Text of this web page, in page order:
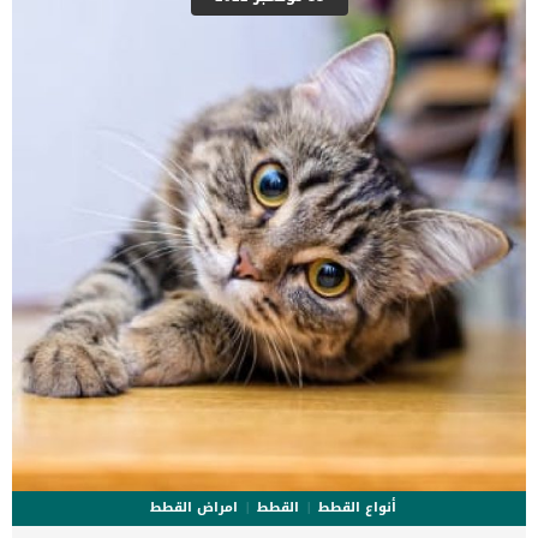
الكلب، وخاصة إذا كان الكلب يعاني من عدة مشكلات وأمراض جلدية
متعددة مثل الحكة الجلدية والالتهابات والبشرة الجافة، وليس من
الضروري استخدام البلسم في تنظيف فرو الكلب يمكننا الاكتفاء بتنظيفه
باستخدام الشامبو فقط، إلا إذا كان الكلب يعاني من جفاف الشعر ففي
شعر […]
أنواع القطط القطط
امراض القطط